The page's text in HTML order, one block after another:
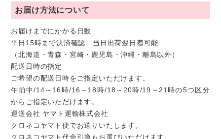
お届け方法について
お届けまでにかかる日数
平日15時まで決済確認…当日出荷翌日着可能
（北海道・青森・宮崎・鹿児島・沖縄・離島以外）
配送日時の指定
ご希望の配送日時をご指定いただけます。
午前中/14～16時/16～18時/18～20時/19～21時の5つ区分
からご指定いただけます。
運送会社 ヤマト運輸株式会社
クロネコヤマト便でお送りいたします。
クロネコヤマト代金引換もお選びいただけます。